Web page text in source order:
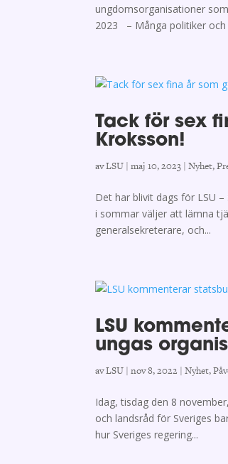
ungdomsorganisationer
2023 – Många politiker och
Tack för sex
Kroksson!
avLSU |maj 10, 2023 |Nyhet,
Det har blivit dags för LSU
i sommar väljer att lämna
generalsekreterare, och...
LSU
ungas
avLSU |nov 8, 2022 |Nyhet,
Idag, tisdag den 8
och landsråd för Sveriges
hur Sveriges regering...